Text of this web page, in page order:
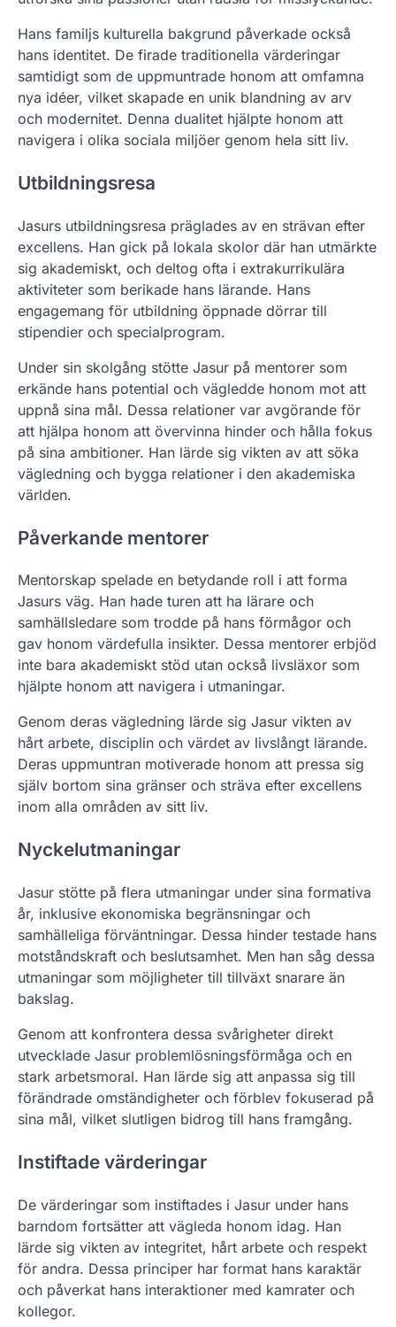
Hans familjs kulturella bakgrund påverkade också
hans identitet. De firade traditionella värderingar
samtidigt som de uppmuntrade honom att omfamna
nya idéer, vilket skapade en unik blandning av arv
och modernitet. Denna dualitet hjälpte honom att
navigera i olika sociala miljöer genom hela sitt liv.
Utbildningsresa
Jasurs utbildningsresa präglades av en strävan efter
excellens. Han gick på lokala skolor där han utmärkte
sig akademiskt, och deltog ofta i extrakurrikulära
aktiviteter som berikade hans lärande. Hans
engagemang för utbildning öppnade dörrar till
stipendier och specialprogram.
Under sin skolgång stötte Jasur på mentorer som
erkände hans potential och vägledde honom mot att
uppnå sina mål. Dessa relationer var avgörande för
att hjälpa honom att övervinna hinder och hålla fokus
på sina ambitioner. Han lärde sig vikten av att söka
vägledning och bygga relationer i den akademiska
världen.
Påverkande mentorer
Mentorskap spelade en betydande roll i att forma
Jasurs väg. Han hade turen att ha lärare och
samhällsledare som trodde på hans förmågor och
gav honom värdefulla insikter. Dessa mentorer erbjöd
inte bara akademiskt stöd utan också livsläxor som
hjälpte honom att navigera i utmaningar.
Genom deras vägledning lärde sig Jasur vikten av
hårt arbete, disciplin och värdet av livslångt lärande.
Deras uppmuntran motiverade honom att pressa sig
själv bortom sina gränser och sträva efter excellens
inom alla områden av sitt liv.
Nyckelutmaningar
Jasur stötte på flera utmaningar under sina formativa
år, inklusive ekonomiska begränsningar och
samhälleliga förväntningar. Dessa hinder testade hans
motståndskraft och beslutsamhet. Men han såg dessa
utmaningar som möjligheter till tillväxt snarare än
bakslag.
Genom att konfrontera dessa svårigheter direkt
utvecklade Jasur problemlösningsförmåga och en
stark arbetsmoral. Han lärde sig att anpassa sig till
förändrade omständigheter och förblev fokuserad på
sina mål, vilket slutligen bidrog till hans framgång.
Instiftade värderingar
De värderingar som instiftades i Jasur under hans
barndom fortsätter att vägleda honom idag. Han
lärde sig vikten av integritet, hårt arbete och respekt
för andra. Dessa principer har format hans karaktär
och påverkat hans interaktioner med kamrater och
kollegor.